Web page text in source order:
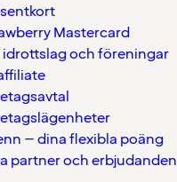
Mastercard
idrottslag och föreningar
– dina flexibla poäng
partner och erbjudanden